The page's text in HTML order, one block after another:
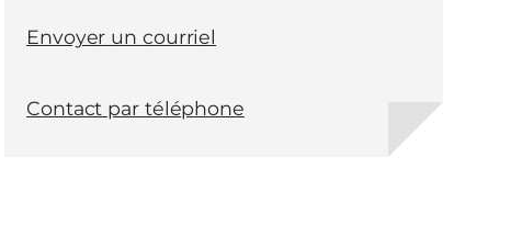
Envoyer un courriel
Contact par téléphone